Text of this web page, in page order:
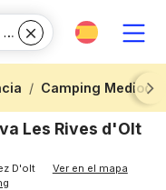
Camping
Next
Les Rives d'Olt
D'olt
Ver en el mapa